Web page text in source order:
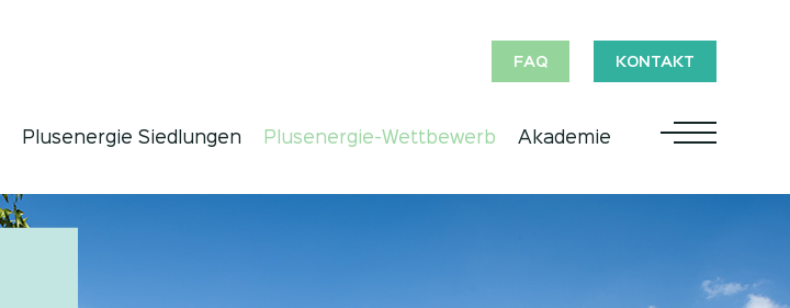
FAQ KONTAKT
Plusenergie Siedlungen Plusenergie-Wettbewerb Akademie Open Menu